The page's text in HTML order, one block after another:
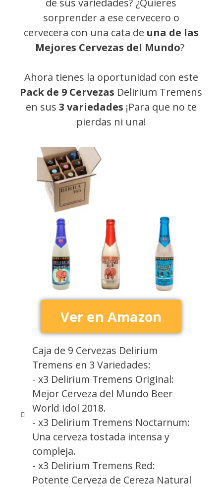
sorprender a ese cervecero o
cervecera con una cata de una de las
Mejores Cervezas del Mundo?
Ahora tienes la oportunidad con este
Pack de 9 Cervezas Delirium Tremens
en sus 3 variedades ¡Para que no te
pierdas ni una!
Ver en Amazon
Caja de 9 Cervezas Delirium
Tremens en 3 Variedades:
- x3 Delirium Tremens Original:
Mejor Cerveza del Mundo Beer
World Idol 2018.
- x3 Delirium Tremens Noctarnum:
Una cerveza tostada intensa y
compleja.
- x3 Delirium Tremens Red:
Potente Cerveza de Cereza Natural